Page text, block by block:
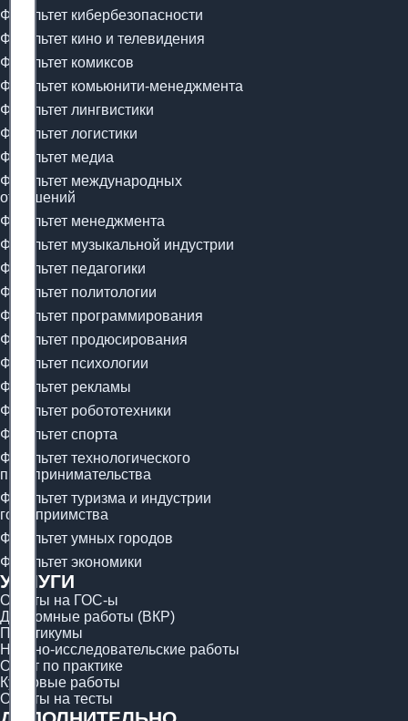
Факультет кибербезопасности
Факультет кино и телевидения
Факультет комиксов
Факультет комьюнити-менеджмента
Факультет лингвистики
Факультет логистики
Факультет медиа
Факультет международных
отношений
Факультет менеджмента
Факультет музыкальной индустрии
Факультет педагогики
Факультет политологии
Факультет программирования
Факультет продюсирования
Факультет психологии
Факультет рекламы
Факультет робототехники
Факультет спорта
Факультет технологического
предпринимательства
Факультет туризма и индустрии
гостеприимства
Факультет умных городов
Факультет экономики
УСЛУГИ
Ответы на ГОС-ы
Дипломные работы (ВКР)
Практикумы
Научно-исследовательские работы
Отчёт по практике
Курсовые работы
Ответы на тесты